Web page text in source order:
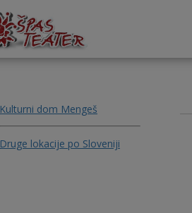
Kulturni dom Mengeš
Druge lokacije po Sloveniji